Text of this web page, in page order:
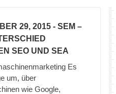
29, 2015 - SEM –
SEO UND SEA
Es
um, über
wie Google,